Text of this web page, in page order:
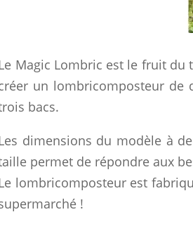
Magic Lombric est le fruit du
un lombricomposteur de
bacs.
dimensions du modèle à
permet de répondre aux
lombricomposteur est
!